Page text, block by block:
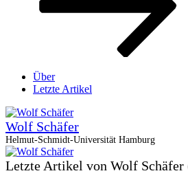
Über
Letzte Artikel
Wolf Schäfer
Helmut-Schmidt-Universität Hamburg
Letzte Artikel von Wolf Schäfer